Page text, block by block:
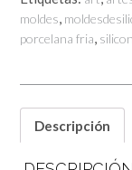
moldes,
porcelana fria,
Descripción